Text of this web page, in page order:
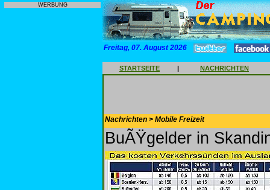
WERBUNG
Freitag, 07. August 2026
STARTSEITE | NACHRICHTEN
Nachrichten > Mobile Freizeit
BuÃŸgelder in